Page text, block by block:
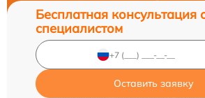
Бесплатная консультация
специалистом
Оставить заявку